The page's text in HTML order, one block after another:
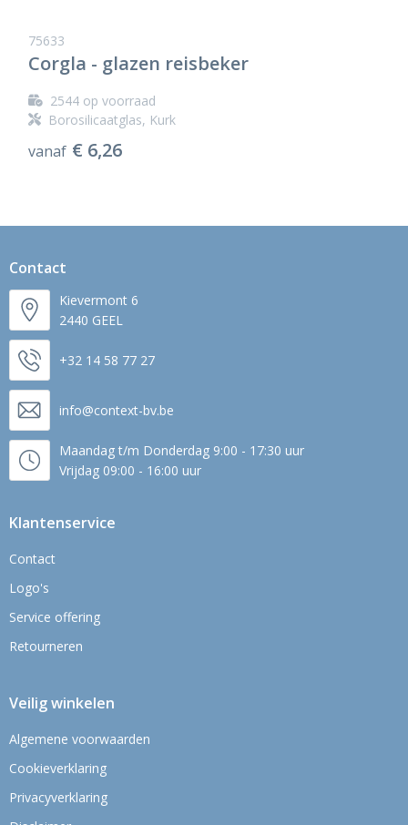
75633
Corgla - glazen reisbeker
2544op voorraad
Borosilicaatglas, Kurk
vanaf € 6,26
Contact
Kievermont 6
2440 GEEL
+32 14 58 77 27
info@context-bv.be
Maandag t/m Donderdag 9:00 - 17:30 uur
Vrijdag 09:00 - 16:00 uur
Klantenservice
Contact
Logo's
Service offering
Retourneren
Veilig winkelen
Algemene voorwaarden
Cookieverklaring
Privacyverklaring